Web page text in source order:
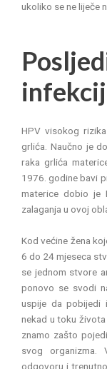
ukoliko se ne liječe
HPV visokog
grlića. Naučno je
raka grlića
1976. godine bavi
materice dobio je
zalaganja u ovoj
Kod većine žena
6 do 24 mjeseca
se jednom stvore
ponovo se svodi
uspije da pobijedi
nekad u toku
znamo zašto
svog
odgovoru i